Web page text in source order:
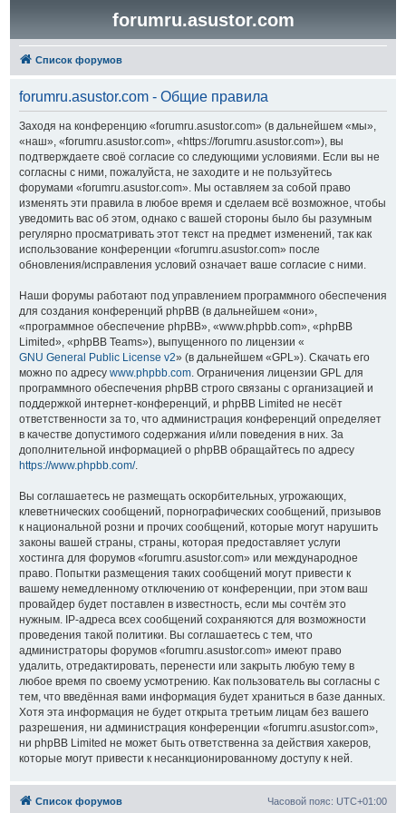
forumru.asustor.com
Список форумов
forumru.asustor.com - Общие правила
Заходя на конференцию «forumru.asustor.com» (в дальнейшем «мы»,
«наш», «forumru.asustor.com», «https://forumru.asustor.com»), вы
подтверждаете своё согласие со следующими условиями. Если вы не
согласны с ними, пожалуйста, не заходите и не пользуйтесь
форумами «forumru.asustor.com». Мы оставляем за собой право
изменять эти правила в любое время и сделаем всё возможное, чтобы
уведомить вас об этом, однако с вашей стороны было бы разумным
регулярно просматривать этот текст на предмет изменений, так как
использование конференции «forumru.asustor.com» после
обновления/исправления условий означает ваше согласие с ними.
Наши форумы работают под управлением программного обеспечения
для создания конференций phpBB (в дальнейшем «они»,
«программное обеспечение phpBB», «www.phpbb.com», «phpBB
Limited», «phpBB Teams»), выпущенного по лицензии «
GNU General Public License v2» (в дальнейшем «GPL»). Скачать его
можно по адресу www.phpbb.com. Ограничения лицензии GPL для
программного обеспечения phpBB строго связаны с организацией и
поддержкой интернет-конференций, и phpBB Limited не несёт
ответственности за то, что администрация конференций определяет
в качестве допустимого содержания и/или поведения в них. За
дополнительной информацией о phpBB обращайтесь по адресу
https://www.phpbb.com/.
Вы соглашаетесь не размещать оскорбительных, угрожающих,
клеветнических сообщений, порнографических сообщений, призывов
к национальной розни и прочих сообщений, которые могут нарушить
законы вашей страны, страны, которая предоставляет услуги
хостинга для форумов «forumru.asustor.com» или международное
право. Попытки размещения таких сообщений могут привести к
вашему немедленному отключению от конференции, при этом ваш
провайдер будет поставлен в известность, если мы сочтём это
нужным. IP-адреса всех сообщений сохраняются для возможности
проведения такой политики. Вы соглашаетесь с тем, что
администраторы форумов «forumru.asustor.com» имеют право
удалить, отредактировать, перенести или закрыть любую тему в
любое время по своему усмотрению. Как пользователь вы согласны с
тем, что введённая вами информация будет храниться в базе данных.
Хотя эта информация не будет открыта третьим лицам без вашего
разрешения, ни администрация конференции «forumru.asustor.com»,
ни phpBB Limited не может быть ответственна за действия хакеров,
которые могут привести к несанкционированному доступу к ней.
Список форумов Часовой пояс: UTC+01:00